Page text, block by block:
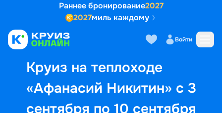
Раннее бронирование2027
2027миль каждому
Войти
Круиз на теплоходе
«Афанасий Никитин» с 3
сентября по 10 сентября
Выбор кают Маршрут и